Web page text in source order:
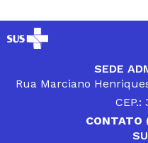
SEDE
Rua Marciano
CEP.: